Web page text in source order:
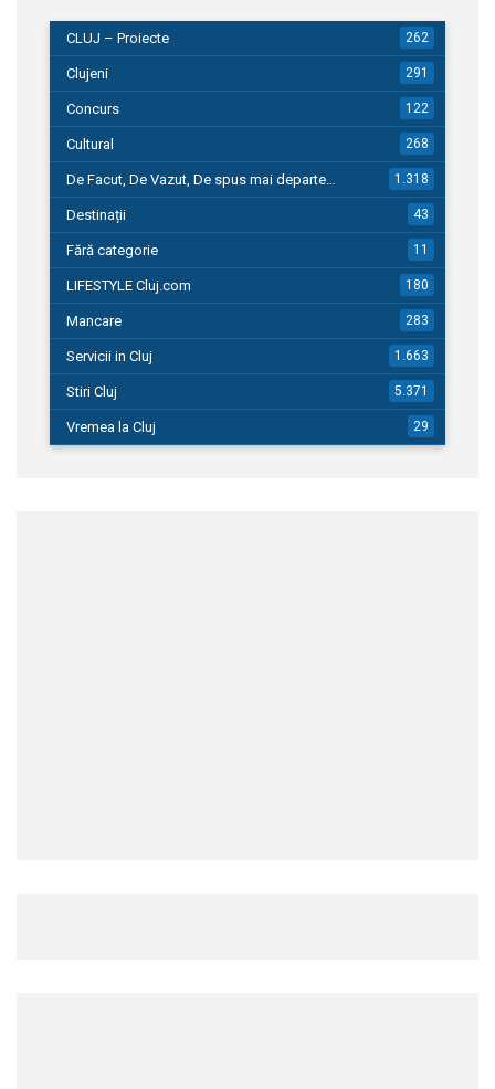
CLUJ – Proiecte 262
Clujeni 291
Concurs 122
Cultural 268
De Facut, De Vazut, De spus mai departe… 1.318
Destinații 43
Fără categorie 11
LIFESTYLE Cluj.com 180
Mancare 283
Servicii in Cluj 1.663
Stiri Cluj 5.371
Vremea la Cluj 29